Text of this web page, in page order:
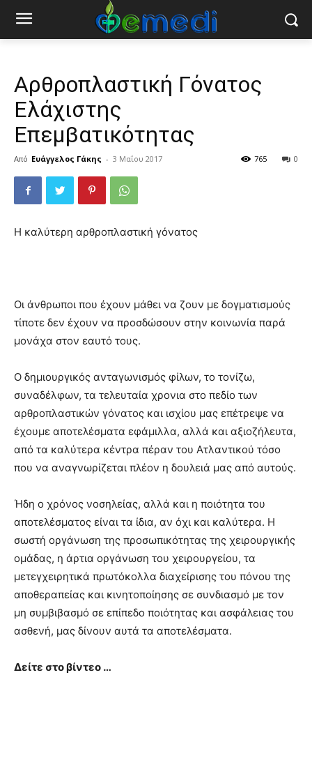
Αρθροπλαστική Γόνατος
Ελάχιστης
Επεμβατικότητας
Από Ευάγγελος Γάκης - 3 Μαΐου 2017 0
765
Η καλύτερη αρθροπλαστική γόνατος
Οι άνθρωποι που έχουν μάθει να ζουν με δογματισμούς
τίποτε δεν έχουν να προσδώσουν στην κοινωνία παρά
μονάχα στον εαυτό τους.
Ο δημιουργικός ανταγωνισμός φίλων, το τονίζω,
συναδέλφων, τα τελευταία χρονια στο πεδίο των
αρθροπλαστικών γόνατος και ισχίου μας επέτρεψε να
έχουμε αποτελέσματα εφάμιλλα, αλλά και αξιοζήλευτα,
από τα καλύτερα κέντρα πέραν του Ατλαντικού τόσο
που να αναγνωρίζεται πλέον η δουλειά μας από αυτούς.
Ήδη ο χρόνος νοσηλείας, αλλά και η ποιότητα του
αποτελέσματος είναι τα ίδια, αν όχι και καλύτερα. Η
σωστή οργάνωση της προσωπικότητας της χειρουργικής
ομάδας, η άρτια οργάνωση του χειρουργείου, τα
μετεγχειρητικά πρωτόκολλα διαχείρισης του πόνου της
αποθεραπείας και κινητοποίησης σε συνδιασμό με τον
μη συμβιβασμό σε επίπεδο ποιότητας και ασφάλειας του
ασθενή, μας δίνουν αυτά τα αποτελέσματα.
Δείτε στο βίντεο …